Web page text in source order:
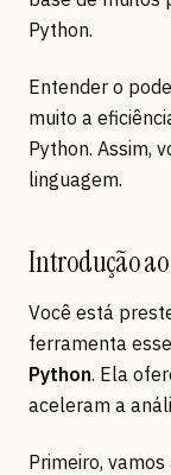
Python.
Entender o
muito a
Python. Assim,
linguagem.
Introdução
Você está
ferramenta
Python. Ela
aceleram a
Primeiro,